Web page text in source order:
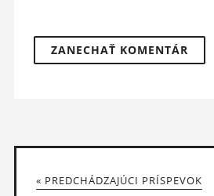
« PREDCHÁDZAJÚCI PRÍSPEVOK